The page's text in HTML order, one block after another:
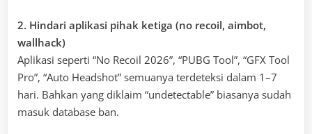
2. Hindari aplikasi pihak ketiga (no recoil, aimbot,
wallhack)
Aplikasi seperti “No Recoil 2026”, “PUBG Tool”, “GFX Tool
Pro”, “Auto Headshot” semuanya terdeteksi dalam 1–7
hari. Bahkan yang diklaim “undetectable” biasanya sudah
masuk database ban.